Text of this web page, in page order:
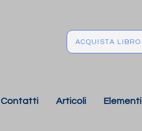
ACQUISTA LIBRO
Contatti Articoli Elementi